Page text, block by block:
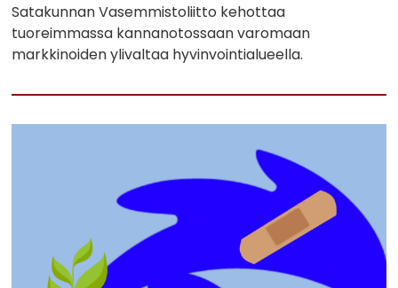
Satakunnan Vasemmistoliitto kehottaa
tuoreimmassa kannanotossaan varomaan
markkinoiden ylivaltaa hyvinvointialueella.